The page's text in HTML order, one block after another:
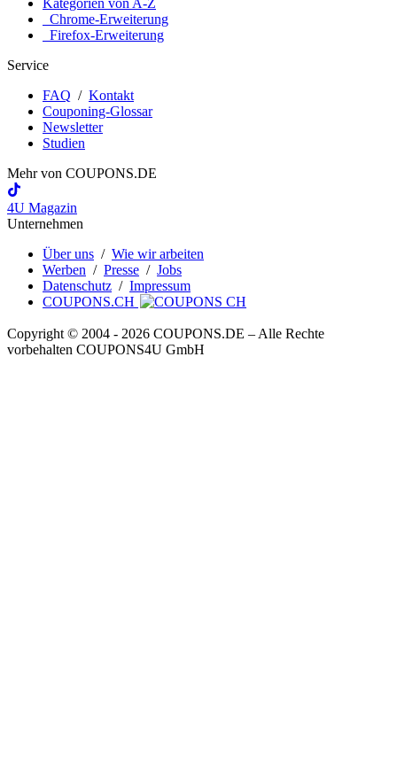
Chrome-Erweiterung
Firefox-Erweiterung
Service
FAQ / Kontakt
Couponing-Glossar
Newsletter
Studien
Mehr von COUPONS.DE
4U Magazin
Unternehmen
Über uns / Wie wir arbeiten
Werben / Presse / Jobs
Datenschutz / Impressum
COUPONS.CH
Copyright © 2004 ‐ 2026 COUPONS.DE – Alle Rechte
vorbehalten COUPONS4U GmbH